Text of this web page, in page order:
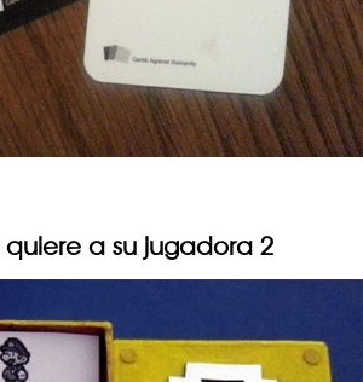
quiere a su jugadora 2